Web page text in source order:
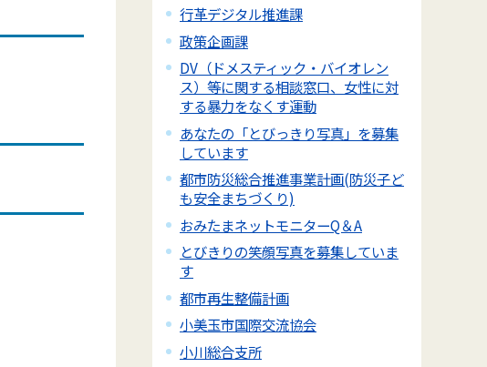
行革デジタル推進課
政策企画課
DV（ドメスティック・バイオレン
ス）等に関する相談窓口、女性に対
する暴力をなくす運動
あなたの「とびっきり写真」を募集
しています
都市防災総合推進事業計画(防災子ど
も安全まちづくり)
おみたまネットモニターQ＆A
とびきりの笑顔写真を募集していま
す
都市再生整備計画
小美玉市国際交流協会
小川総合支所